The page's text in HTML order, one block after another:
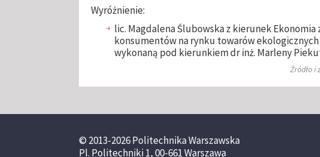
Wyróżnienie:
lic. Magdalena Ślubowska z kierunek Ekonomia
konsumentów na rynku towarów ekologicznych
wykonaną pod kierunkiem dr inż. Marleny
Źródło i
© 2013-2026 Politechnika Warszawska
Pl. Politechniki 1, 00-661 Warszawa